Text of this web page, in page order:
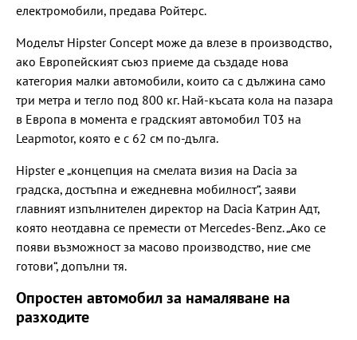
електромобили, предава Ройтерс.
Моделът Hipster Concept може да влезе в производство,
ако Европейският съюз приеме да създаде нова
категория малки автомобили, които са с дължина само
три метра и тегло под 800 кг. Най-късата кола на пазара
в Европа в момента е градският автомобил Т03 на
Leapmotor, която е с 62 см по-дълга.
Hipster е „концепция на смелата визия на Dacia за
градска, достъпна и ежедневна мобилност“, заяви
главният изпълнителен директор на Dacia Катрин Адт,
която неотдавна се премести от Mercedes-Benz. „Ако се
появи възможност за масово производство, ние сме
готови“, допълни тя.
Опростен автомобил за намаляване на
разходите